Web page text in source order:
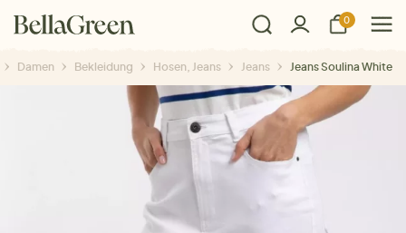
0
Damen Bekleidung Hosen, Jeans Jeans Jeans Soulina White